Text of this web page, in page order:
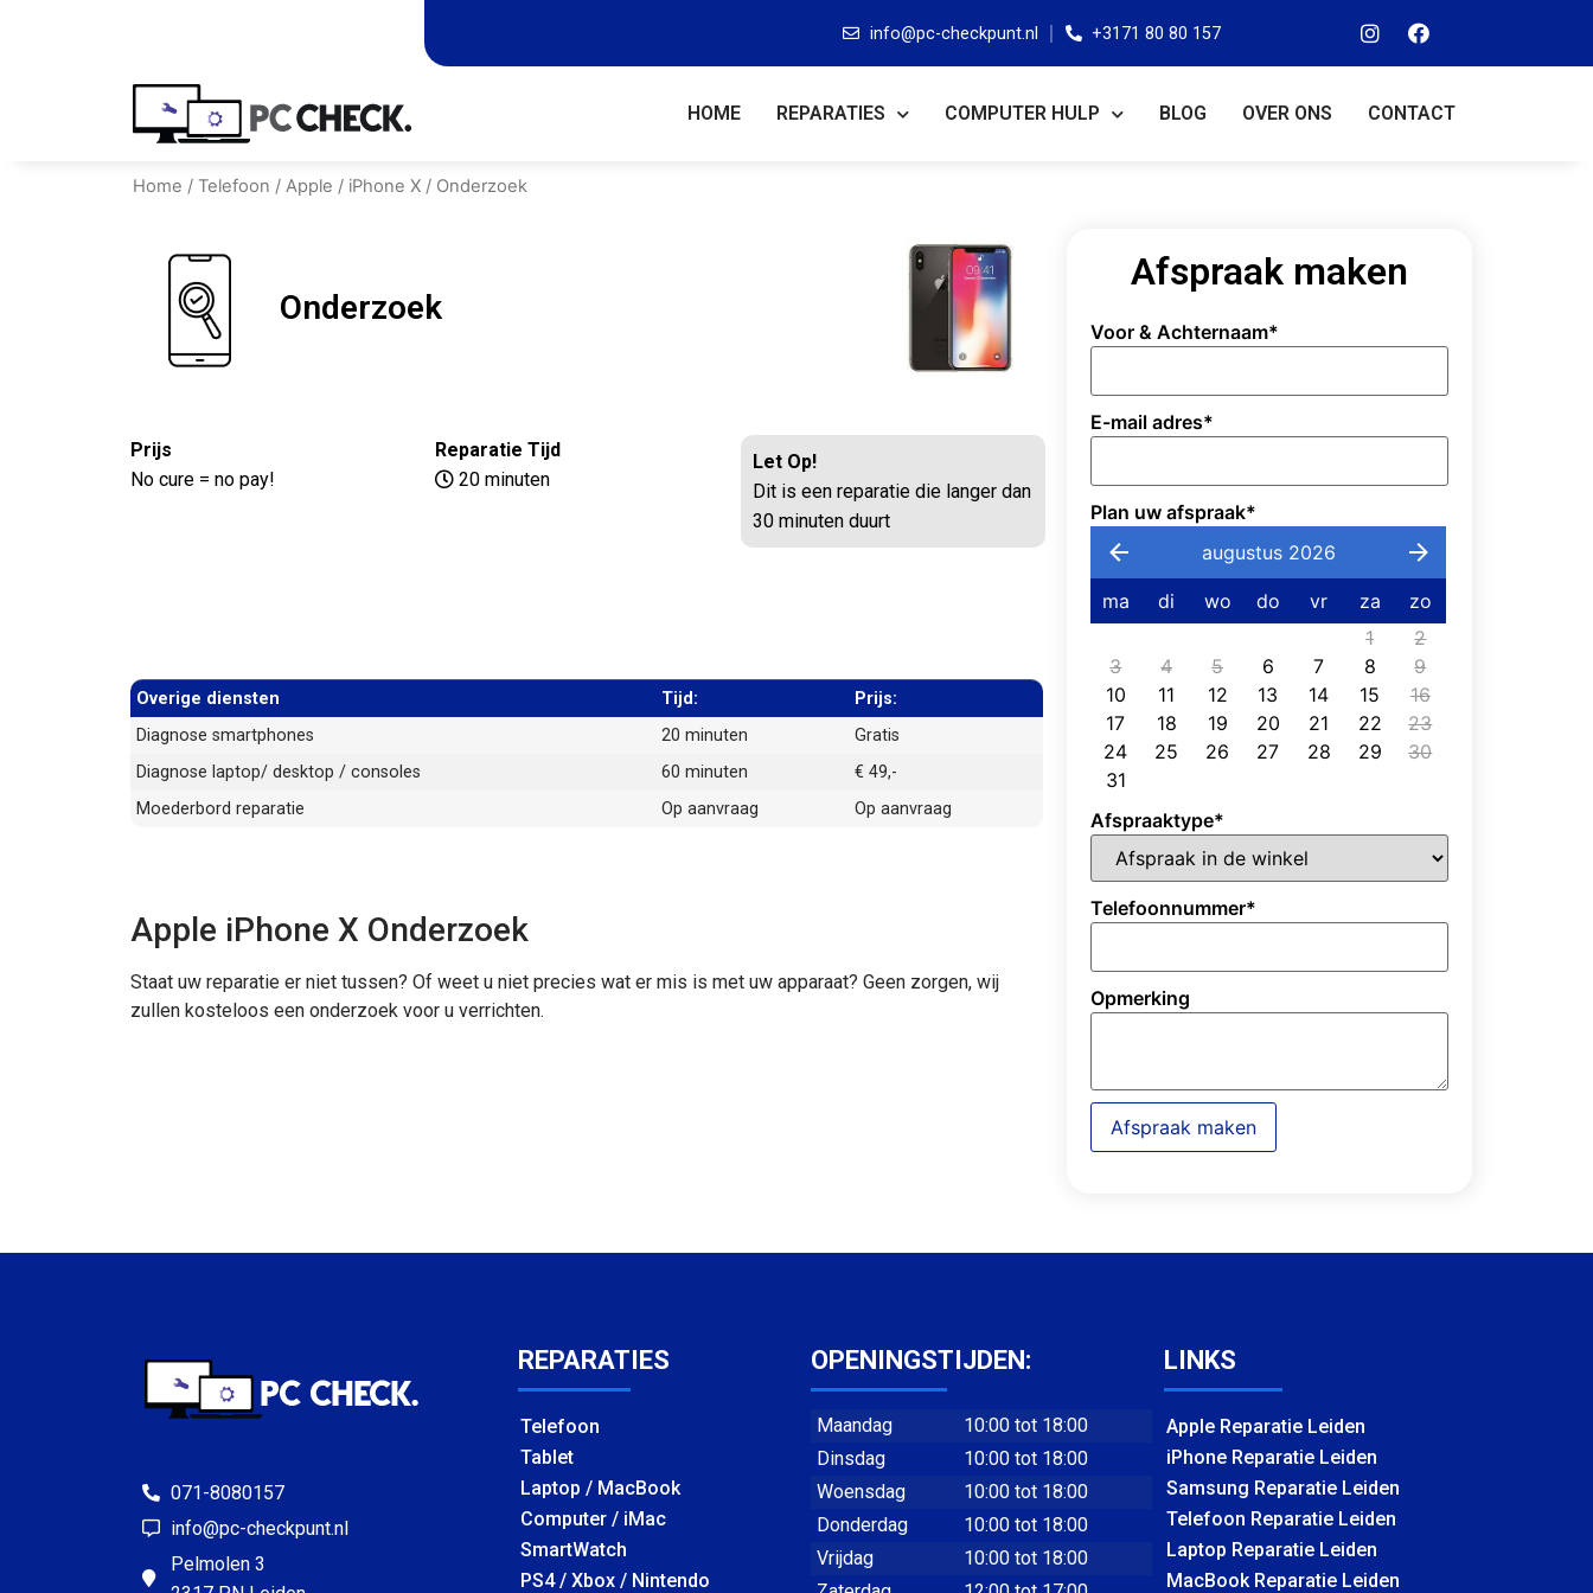
info@pc-checkpunt.nl +3171 80 80 157
HOME REPARATIES COMPUTER HULP BLOG OVER ONS CONTACT
Home / Telefoon / Apple / iPhone X / Onderzoek
Onderzoek
Prijs
No cure = no pay!
Reparatie Tijd
20 minuten
Let Op!
Dit is een reparatie die langer dan
30 minuten duurt
Overige diensten Tijd:
Prijs:
Diagnose smartphones
20 minuten
Gratis
Diagnose laptop/ desktop / consoles
60 minuten
€ 49,-
Moederbord reparatie
Op aanvraag Op aanvraag
Apple iPhone X Onderzoek
Staat uw reparatie er niet tussen? Of weet u niet precies wat er mis is met uw apparaat? Geen zorgen, wij
zullen kosteloos een onderzoek voor u verrichten.
Afspraak maken
Voor & Achternaam*
E-mail adres*
Plan uw afspraak*
augustus 2026
ma di wo do vr za
zo
1
2
3
4 5 6 7 8
9
10
11 12 13 14 15
16
17
18 19 20 21 22
23
24
25 26 27 28 29
30
31
Afspraaktype*
Telefoonnummer*
Opmerking
Afspraak maken
071-8080157
info@pc-checkpunt.nl
Pelmolen 3
REPARATIES
Telefoon
Tablet
Laptop / MacBook
Computer / iMac
SmartWatch
PS4 / Xbox / Nintendo
OPENINGSTIJDEN:
Maandag
10:00 tot 18:00
Dinsdag
10:00 tot 18:00
Woensdag
10:00 tot 18:00
Donderdag
10:00 tot 18:00
Vrijdag
10:00 tot 18:00
LINKS
Apple Reparatie Leiden
iPhone Reparatie Leiden
Samsung Reparatie Leiden
Telefoon Reparatie Leiden
Laptop Reparatie Leiden
MacBook Reparatie Leiden